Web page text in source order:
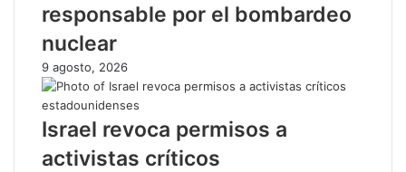
responsable por el bombardeo
nuclear
9 agosto, 2026
Israel revoca permisos a
activistas críticos